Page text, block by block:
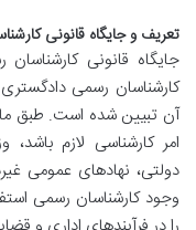
تعریف و جایگاه قانونی
جایگاه قانونی
امر کارشناسی لازم
دولتی، نهادهای عمومی
وجود کارشناسان رسمی